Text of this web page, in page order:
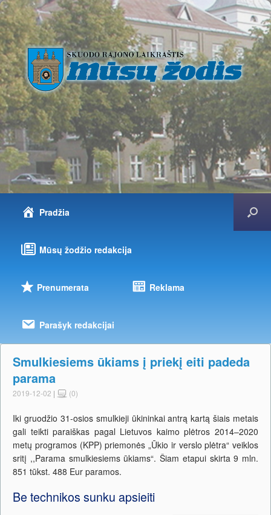
Pradžia
Mūsų žodžio redakcija
Prenumerata Reklama
Parašyk redakcijai
Smulkiesiems ūkiams į priekį eiti padeda
parama
2019-12-02 | (0)
Iki gruodžio 31-osios smulkieji ūkininkai antrą kartą šiais metais
gali teikti paraiškas pagal Lietuvos kaimo plėtros 2014–2020
metų programos (KPP) priemonės „Ūkio ir verslo plėtra“ veiklos
sritį ,,Parama smulkiesiems ūkiams“. Šiam etapui skirta 9 mln.
851 tūkst. 488 Eur paramos.
Be technikos sunku apsieiti